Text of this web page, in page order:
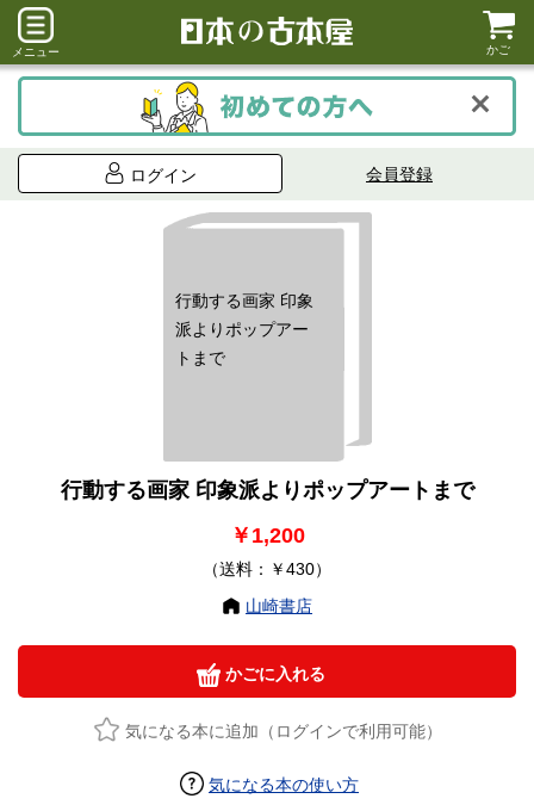
メニュー かご
ログイン 会員登録
行動する画家 印象
派よりポップアー
トまで
行動する画家 印象派よりポップアートまで
￥1,200
（送料：￥430）
山崎書店
かごに入れる
気になる本に追加（ログインで利用可能）
気になる本の使い方